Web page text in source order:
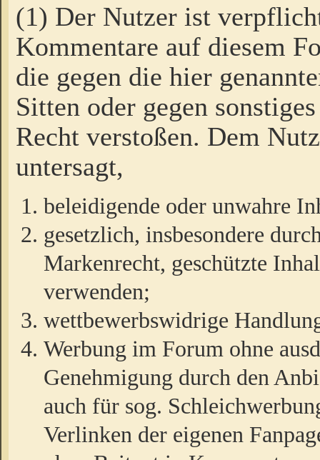
(1) Der Nutzer ist
Kommentare auf diesem
die gegen die hier
Sitten oder gegen
Recht verstoßen. Dem
untersagt,
beleidigende oder unwahre
gesetzlich, insbesondere
Markenrecht, geschützte
verwenden;
wettbewerbswidrige
Werbung im Forum ohne
Genehmigung durch den
auch für sog.
Verlinken der eigenen